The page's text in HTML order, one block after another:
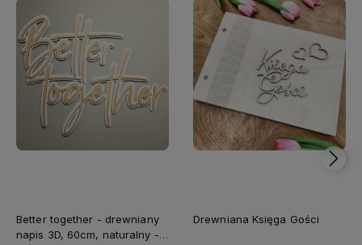
Better together - drewniany
napis 3D, 60cm, naturalny -
Drewniana Księga Gości